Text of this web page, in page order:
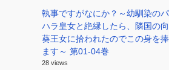
執事ですがなにか？～幼馴染の
ハラ皇女と絶縁したら、隣国の
葵王女に拾われたのでこの身を
ます～ 第01-04巻
28 views